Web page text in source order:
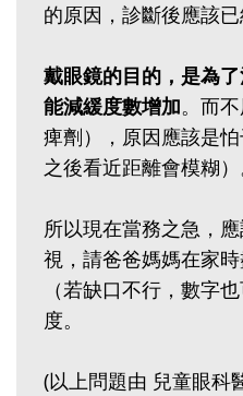
的原因，診斷後應該已
戴眼鏡的目的，是為
能減緩度數增加。而
痺劑），原因應該是
之後看近距離會模糊）
所以現在當務之急，
視，請爸爸媽媽在家
（若缺口不行，數字
度。
(以上問題由 兒童眼科